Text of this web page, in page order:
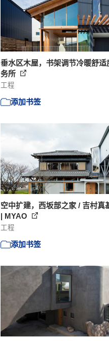
垂水区木屋，书架调节冷暖舒
务所
工程
添加书签
空中扩建，西坂部之家 / 吉村真
| MYAO
工程
添加书签